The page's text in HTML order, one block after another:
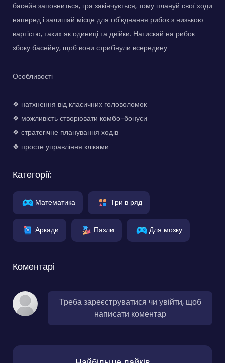
басейн заповниться, гра закінчується, тому плануй свої ходи
наперед і залишай місце для об'єднання рибок з низькою
вартістю, таких як одиниці та двійки. Натискай на рибок
збоку басейну, щоб вони стрибнули всередину
Особливості
❖ натхнення від класичних головоломок
❖ можливість створювати комбо-бонуси
❖ стратегічне планування ходів
❖ просте управління кліками
Категорії:
Математика Три в ряд
Аркади Пазли Для мозку
Коментарі
Треба зареєструватися чи увійти, щоб
написати коментар